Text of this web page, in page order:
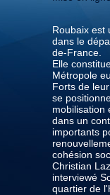
Roubaix est
dans le
de-France.
Elle
Métropole
Forts de
se
mobilisation
dans un
importants
cohésion
Christian
interviewé
quartier de